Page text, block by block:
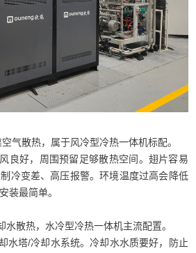
气散热，属于风冷型冷热一体机标配。
良好，周围预留足够散热空间。翅片容易
冷变差、高压报警。环境温度过高会降低
装最简单。
散热，水冷型冷热一体机主流配置。
水塔/冷却水系统。冷却水水质要好，防止